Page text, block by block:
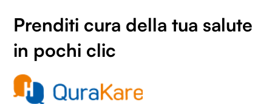
annunci, per fornire funzionalità dei social media e per
informazioni sul modo in cui utilizzi il nostro sito con i
nostri partner che si occupano di analisi dei dati web,
Prenditi cura della tua salute
in pochi clic